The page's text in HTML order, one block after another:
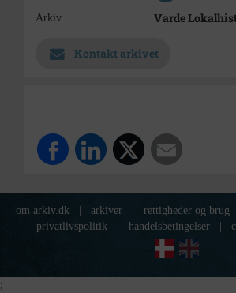
Arkiv Varde
Kontakt arkivet
om arkiv.dk arkiver rettigheder og brug
privatlivspolitik
handelsbetingelser
;